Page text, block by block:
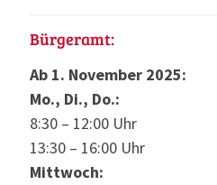
Bürgeramt:
Ab 1. November 2025:
Mo., Di., Do.:
8:30 – 12:00 Uhr
13:30 – 16:00 Uhr
Mittwoch: